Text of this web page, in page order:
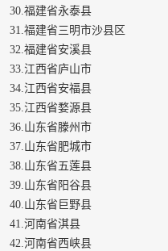
30.福建省永泰县
31.福建省三明市沙县区
32.福建省安溪县
33.江西省庐山市
34.江西省安福县
35.江西省婺源县
36.山东省滕州市
37.山东省肥城市
38.山东省五莲县
39.山东省阳谷县
40.山东省巨野县
41.河南省淇县
42.河南省西峡县